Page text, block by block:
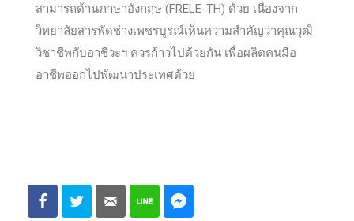
สามารถด้านภาษาอังกฤษ (FRELE-TH) ด้วย เนื่องจาก
วิทยาลัยสารพัดช่างเพชรบูรณ์เห็นความสำคัญว่าคุณวุฒิ
วิชาชีพกับอาชีวะฯ ควรก้าวไปด้วยกัน เพื่อผลิตคนมือ
อาชีพออกไปพัฒนาประเทศด้วย